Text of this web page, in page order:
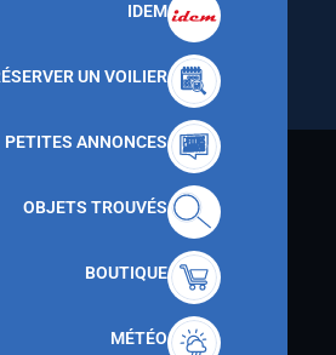
IDEM
UN VOILIER
PETITES ANNONCES
OBJETS TROUVÉS
BOUTIQUE
MÉTÉO
par